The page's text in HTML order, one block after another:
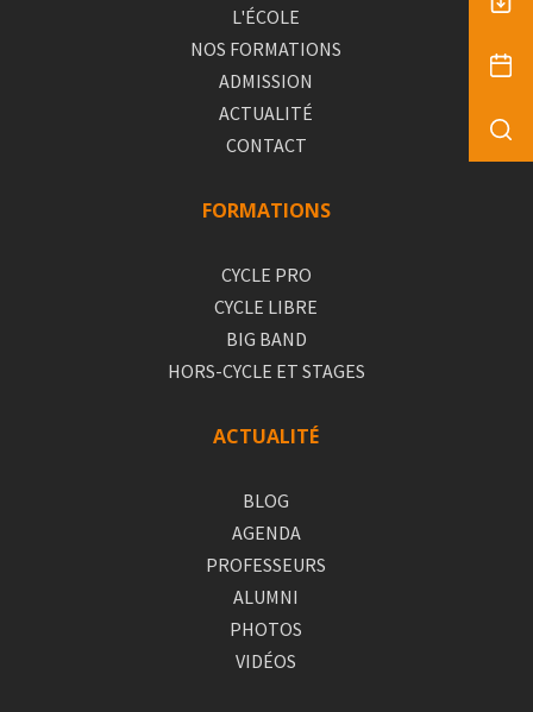
L'ÉCOLE
NOS FORMATIONS
ADMISSION
ACTUALITÉ
CONTACT
FORMATIONS
CYCLE PRO
CYCLE LIBRE
BIG BAND
HORS-CYCLE ET STAGES
ACTUALITÉ
BLOG
AGENDA
PROFESSEURS
ALUMNI
PHOTOS
VIDÉOS